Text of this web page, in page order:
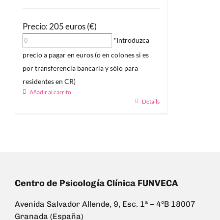
Precio: 205 euros (€)
*Introduzca
precio a pagar en euros (o en colones si es
por transferencia bancaria y sólo para
residentes en CR)
Añadir al carrito
Details
Centro de Psicología Clínica FUNVECA
Avenida Salvador Allende, 9, Esc. 1ª – 4ºB 18007
Granada (España)